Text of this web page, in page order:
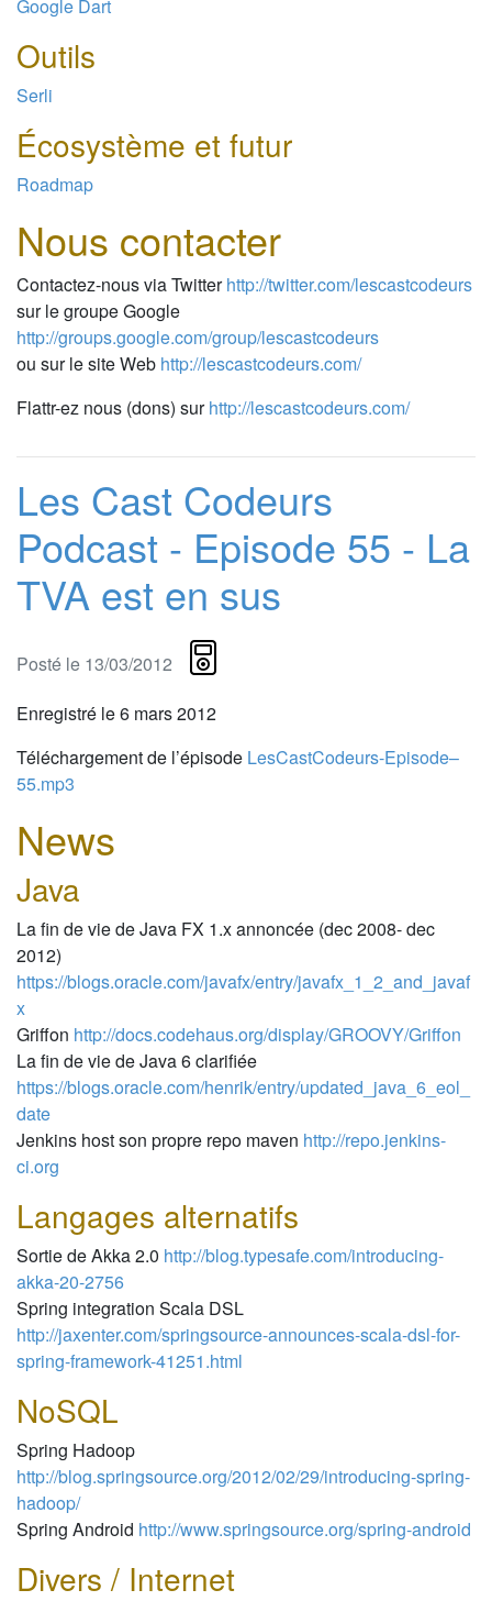
Google Dart
Outils
Serli
Écosystème et futur
Roadmap
Nous contacter
Contactez-nous via Twitterhttp://twitter.com/lescastcodeurs
sur le groupe Google
http://groups.google.com/group/lescastcodeurs
ou sur le site Web http://lescastcodeurs.com/
Flattr-ez nous (dons) surhttp://lescastcodeurs.com/
Les Cast Codeurs
Podcast - Episode 55 - La
TVA est en sus
Posté le 13/03/2012
Enregistré le 6 mars 2012
Téléchargement de l’épisode LesCastCodeurs-Episode–
55.mp3
News
Java
La fin de vie de Java FX 1.x annoncée (dec 2008- dec
2012)
https://blogs.oracle.com/javafx/entry/javafx_1_2_and_javaf
x
Griffon http://docs.codehaus.org/display/GROOVY/Griffon
La fin de vie de Java 6 clarifiée
https://blogs.oracle.com/henrik/entry/updated_java_6_eol_
date
Jenkins host son propre repo maven http://repo.jenkins-
ci.org
Langages alternatifs
Sortie de Akka 2.0 http://blog.typesafe.com/introducing-
akka-20-2756
Spring integration Scala DSL
http://jaxenter.com/springsource-announces-scala-dsl-for-
spring-framework-41251.html
NoSQL
Spring Hadoop
http://blog.springsource.org/2012/02/29/introducing-spring-
hadoop/
Spring Android http://www.springsource.org/spring-android
Divers / Internet